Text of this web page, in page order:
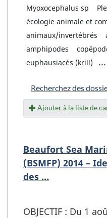
Myoxocephalus sp
écologie animale et
animaux/invertébrés
amphipodes
euphausiacés (krill)
...
Recherchez des
Ajouter à la liste de
Beaufort Sea
(BSMFP) 2014 –
des …
OBJECTIF : Du 1